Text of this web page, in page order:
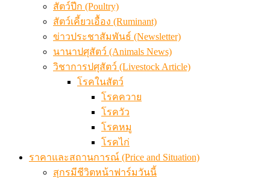
สัตว์ปีก (Poultry)
สัตว์เคี้ยวเอื้อง (Ruminant)
ข่าวประชาสัมพันธ์ (Newsletter)
นานาปศุสัตว์ (Animals News)
วิชาการปศุสัตว์ (Livestock Article)
โรคในสัตว์
โรคควาย
โรควัว
โรคหมู
โรคไก่
ราคาและสถานการณ์ (Price and Situation)
สุกรมีชีวิตหน้าฟาร์มวันนี้